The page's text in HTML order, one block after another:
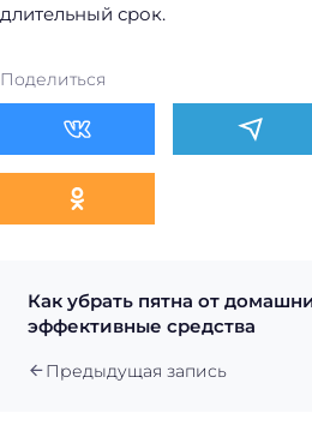
длительный срок.
Поделиться
Как убрать пятна от
эффективные средства
Предыдущая запись